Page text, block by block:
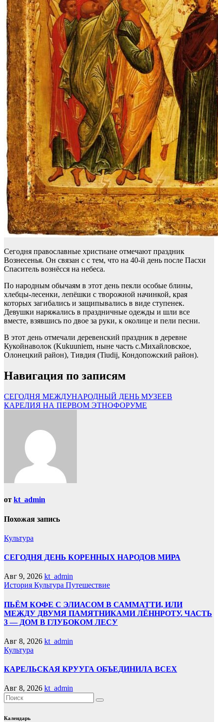
Сегодня православные христиане отмечают праздник
Вознесенья. Он связан с с тем, что на 40-й день после Пасхи
Спаситель вознёсся на небеса.
По народным обычаям в этот день пекли особые блины,
хлебцы-лесенки, лепёшки с творожной начинкой, края
которых загибались и защипывались в виде ступенек.
Девушки наряжались в праздничные одежды и шли все
вместе, взявшись по двое за руки, к околице и пели песни.
В этот день отмечали деревенский праздник в деревне
Кукойнаволок (Kukuuniem, ныне часть с.Михайловское,
Олонецкий район), Тивдия (Tiudij, Кондопожский район).
Навигация по записям
СЕГОДНЯ МЕЖДУНАРОДНЫЙ ДЕНЬ МУЗЕЕВ
КАРЕЛИЯ НА ПЕРВОМ ЭТНОФОРУМЕ
от kt_admin
Похожая запись
Культура
СЕГОДНЯ ДЕНЬ КОРЕННЫХ НАРОДОВ МИРА
Авг 9, 2026 kt_admin
История Культура Путешествие
ПЬЁМ КОФЕ С ЭЛИАСОМ В САММАТТИ, ИЛИ
МЕЖДУ ДВУМЯ ПАМЯТНИКАМИ ЛЁННРОТУ. ЧАСТЬ
3 — ДОМ В ГЛУБОКОМ ЛЕСУ
Авг 8, 2026 kt_admin
Культура
КАРЕЛЬСКАЯ КРУУГА ОБЪЕДИНИЛА ВСЕХ
Авг 8, 2026 kt_admin
Календарь